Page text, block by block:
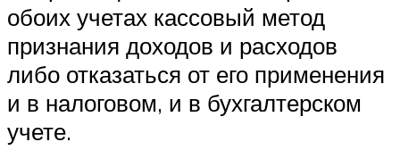
обоих учетах кассовый метод
признания доходов и расходов
либо отказаться от его применения
и в налоговом, и в бухгалтерском
учете.